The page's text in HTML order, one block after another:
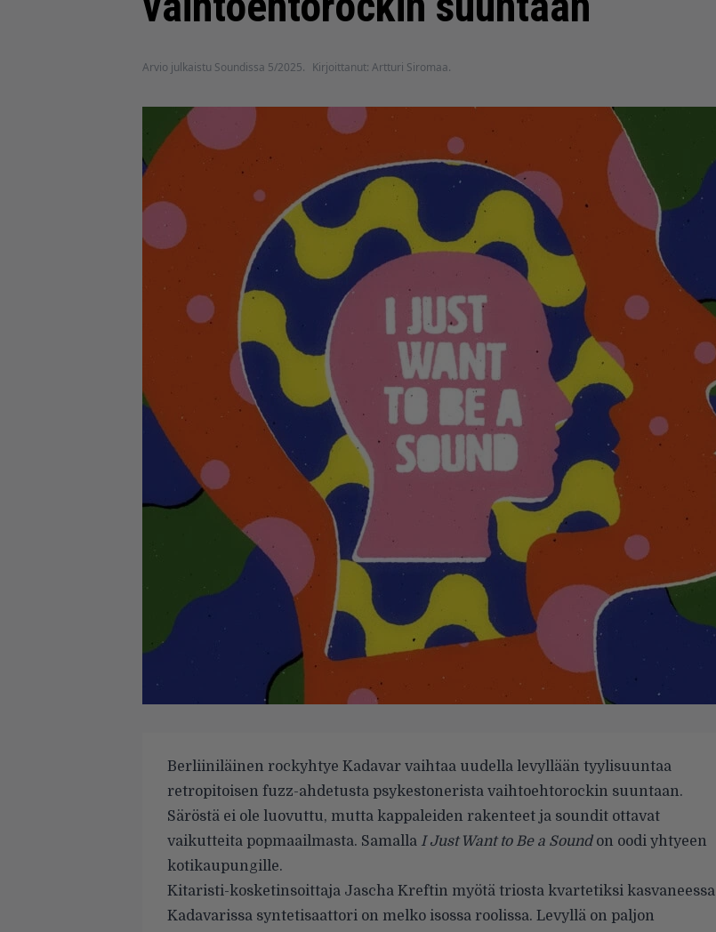
Arvio julkaistu Soundissa 5/2025. Kirjoittanut: Artturi Siromaa.
Berliiniläinen rockyhtye Kadavar vaihtaa uudella levyllään tyylisuun­taa
retropitoisen fuzz-ahdetusta psykestonerista vaihtoehtorockin suuntaan.
Säröstä ei ole luovuttu, mutta kappaleiden rakenteet ja soundit ottavat
vaikutteita popmaailmasta. Samalla I Just Want to Be a Sound on oodi yhtyeen
kotikaupungille.
Kitaristi-kosketinsoittaja Jascha Kreftin myötä triosta kvartetiksi kasvaneessa
Kadavarissa synteti­saattori on melko isossa roolissa. Levyllä on paljon